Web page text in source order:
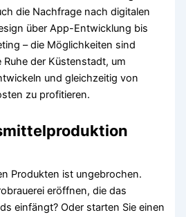
die Nachfrage nach digitalen
über App-Entwicklung bis
– die Möglichkeiten sind
der Küstenstadt, um
und gleichzeitig von
zu profitieren.
Produkten ist ungebrochen.
eröffnen, die das
einfängt? Oder starten Sie einen